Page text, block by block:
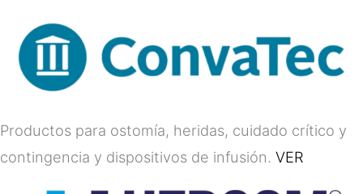
Productos para ostomía, heridas, cuidado crítico y
contingencia y dispositivos de infusión. VER